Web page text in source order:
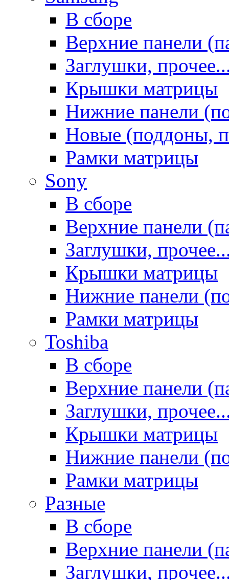
В сборе
Верхние панели
Заглушки,
Крышки матрицы
Нижние панели
Новые (поддоны,
Рамки матрицы
Sony
В сборе
Верхние панели
Заглушки,
Крышки матрицы
Нижние панели
Рамки матрицы
Toshiba
В сборе
Верхние панели
Заглушки,
Крышки матрицы
Нижние панели
Рамки матрицы
Разные
В сборе
Верхние панели
Заглушки,